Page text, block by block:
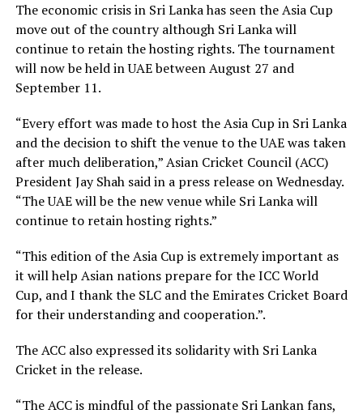
The economic crisis in Sri Lanka has seen the Asia Cup
move out of the country although Sri Lanka will
continue to retain the hosting rights. The tournament
will now be held in UAE between August 27 and
September 11.
“Every effort was made to host the Asia Cup in Sri Lanka
and the decision to shift the venue to the UAE was taken
after much deliberation,” Asian Cricket Council (ACC)
President Jay Shah said in a press release on Wednesday.
“The UAE will be the new venue while Sri Lanka will
continue to retain hosting rights.”
“This edition of the Asia Cup is extremely important as
it will help Asian nations prepare for the ICC World
Cup, and I thank the SLC and the Emirates Cricket Board
for their understanding and cooperation.”.
The ACC also expressed its solidarity with Sri Lanka
Cricket in the release.
“The ACC is mindful of the passionate Sri Lankan fans,